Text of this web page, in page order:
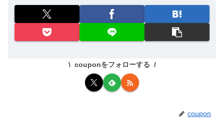
couponをフォローする
coupon